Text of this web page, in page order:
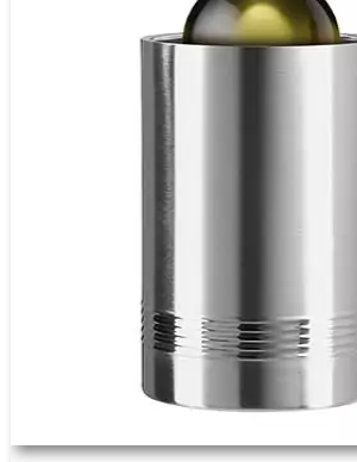
Schraubenmännchen
Mehr Geschenkideen
Geschenke mit Gravur
Glücksbringer-Geschenke